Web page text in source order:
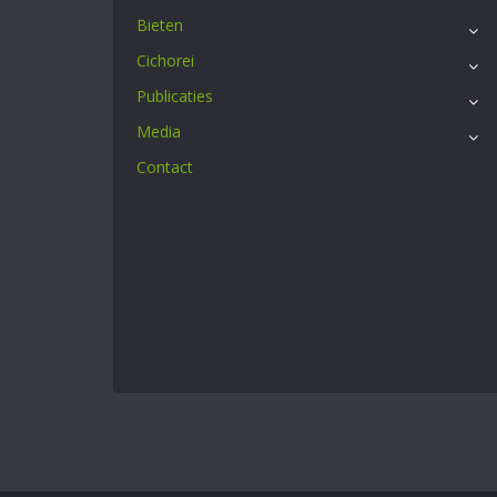
Bieten
Cichorei
Publicaties
Media
Contact